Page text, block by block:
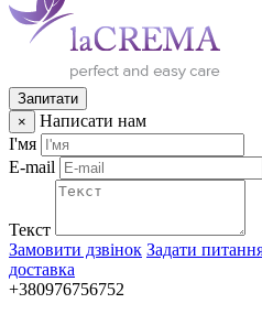
Запитати
×
Написати нам
І'мя
E-mail
Текст
Замовити дзвінок Задати
доставка
+380976756752